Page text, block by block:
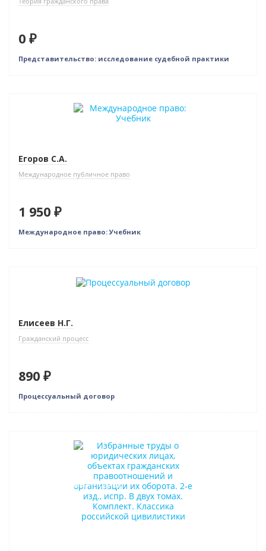
0 ₽
Представительство: исследование судебной практики
Егоров С.А.
Международное публичное право
1 950 ₽
Международное право: Учебник
Елисеев Н.Г.
Гражданский процесс
890 ₽
Процессуальный договор
Индивидуальный подход